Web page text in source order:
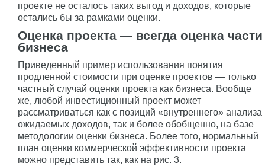
проекте не осталось таких выгод и доходов, которые
остались бы за рамками оценки.
Оценка проекта — всегда оценка части
бизнеса
Приведенный пример использования понятия
продленной стоимости при оценке проектов — только
частный случай оценки проекта как бизнеса. Вообще
же, любой инвестиционный проект может
рассматриваться как с позиций «внутреннего» анализа
ожидаемых доходов, так и более обобщенно, на базе
методологии оценки бизнеса. Более того, нормальный
план оценки коммерческой эффективности проекта
можно представить так, как на рис. 3.